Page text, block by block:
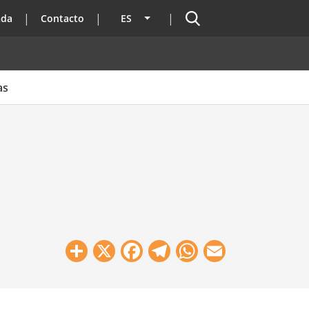
Contacto ES Lista adicional de acciones
Buscador
Share
X Facebook
Telegram
WhatsApp